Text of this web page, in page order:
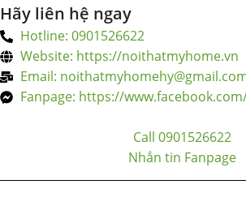
Hãy liên hệ ngay
Hotline: 0901526622
Website: https://noithatmyhome.vn
Email:
Fanpage: https://
Call 0901526622
Nhắn tin Fanpage